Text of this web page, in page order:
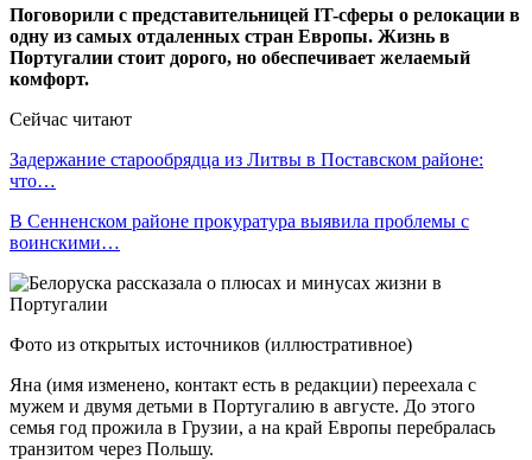
Поговорили с представительницей IT-сферы о релокации в
одну из самых отдаленных стран Европы. Жизнь в
Португалии стоит дорого, но обеспечивает желаемый
комфорт.
Сейчас читают
Задержание старообрядца из Литвы в Поставском районе:
что…
В Сенненском районе прокуратура выявила проблемы с
воинскими…
Фото из открытых источников (иллюстративное)
Яна (имя изменено, контакт есть в редакции) переехала с
мужем и двумя детьми в Португалию в августе. До этого
семья год прожила в Грузии, а на край Европы перебралась
транзитом через Польшу.